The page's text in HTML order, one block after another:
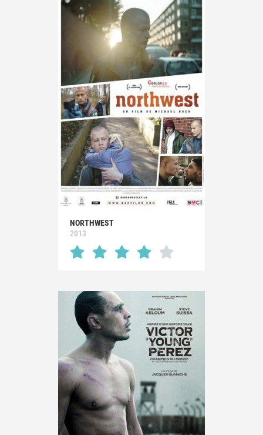
NORTHWEST
2013